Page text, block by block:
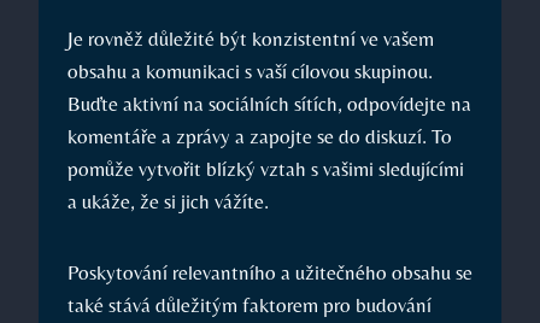
Je rovněž důležité být konzistentní ve vašem
obsahu a komunikaci s vaší cílovou skupinou.
Buďte aktivní na sociálních sítích, odpovídejte na
komentáře a zprávy a zapojte se do diskuzí. To
pomůže vytvořit blízký vztah s vašimi sledujícími
a ukáže, že si jich vážíte.
Poskytování relevantního a užitečného obsahu se
také stává důležitým faktorem pro budování